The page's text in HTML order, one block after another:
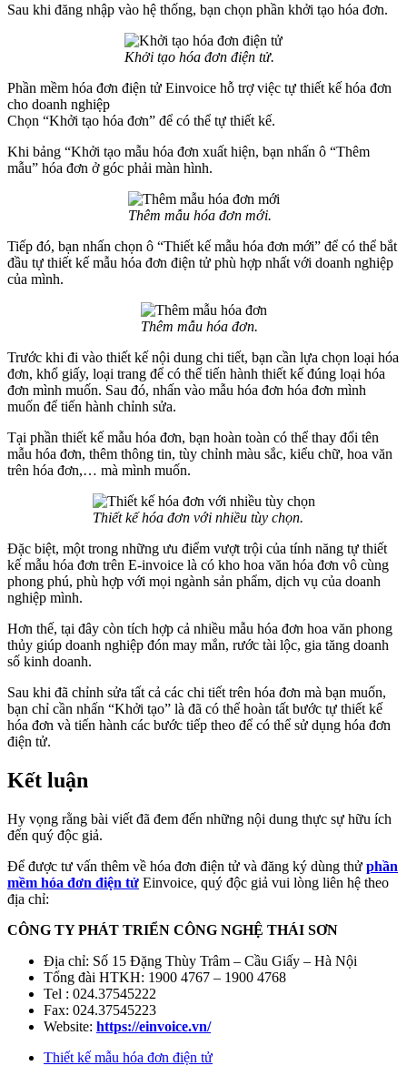
Sau khi đăng nhập vào hệ thống, bạn chọn phần khởi tạo hóa đơn.
Khởi tạo hóa đơn điện tử.
Phần mềm hóa đơn điện tử Einvoice hỗ trợ việc tự thiết kế hóa đơn
cho doanh nghiệp
Chọn “Khởi tạo hóa đơn” để có thể tự thiết kế.
Khi bảng “Khởi tạo mẫu hóa đơn xuất hiện, bạn nhấn ô “Thêm
mẫu” hóa đơn ở góc phải màn hình.
Thêm mẫu hóa đơn mới.
Tiếp đó, bạn nhấn chọn ô “Thiết kế mẫu hóa đơn mới” để có thể bắt
đầu tự thiết kế mẫu hóa đơn điện tử phù hợp nhất với doanh nghiệp
của mình.
Thêm mẫu hóa đơn.
Trước khi đi vào thiết kế nội dung chi tiết, bạn cần lựa chọn loại hóa
đơn, khổ giấy, loại trang để có thể tiến hành thiết kế đúng loại hóa
đơn mình muốn. Sau đó, nhấn vào mẫu hóa đơn hóa đơn mình
muốn để tiến hành chỉnh sửa.
Tại phần thiết kế mẫu hóa đơn, bạn hoàn toàn có thể thay đổi tên
mẫu hóa đơn, thêm thông tin, tùy chỉnh màu sắc, kiểu chữ, hoa văn
trên hóa đơn,… mà mình muốn.
Thiết kế hóa đơn với nhiều tùy chọn.
Đặc biệt, một trong những ưu điểm vượt trội của tính năng tự thiết
kế mẫu hóa đơn trên E-invoice là có kho hoa văn hóa đơn vô cùng
phong phú, phù hợp với mọi ngành sản phẩm, dịch vụ của doanh
nghiệp mình.
Hơn thế, tại đây còn tích hợp cả nhiều mẫu hóa đơn hoa văn phong
thủy giúp doanh nghiệp đón may mắn, rước tài lộc, gia tăng doanh
số kinh doanh.
Sau khi đã chỉnh sửa tất cả các chi tiết trên hóa đơn mà bạn muốn,
bạn chỉ cần nhấn “Khởi tạo” là đã có thể hoàn tất bước tự thiết kế
hóa đơn và tiến hành các bước tiếp theo để có thể sử dụng hóa đơn
điện tử.
Kết luận
Hy vọng rằng bài viết đã đem đến những nội dung thực sự hữu ích
đến quý độc giả.
Để được tư vấn thêm về hóa đơn điện tử và đăng ký dùng thử phần
mềm hóa đơn điện tử Einvoice, quý độc giả vui lòng liên hệ theo
địa chỉ:
CÔNG TY PHÁT TRIỂN CÔNG NGHỆ THÁI SƠN
Địa chỉ: Số 15 Đặng Thùy Trâm – Cầu Giấy – Hà Nội
Tổng đài HTKH: 1900 4767 – 1900 4768
Tel : 024.37545222
Fax: 024.37545223
Website: https://einvoice.vn/
Thiết kế mẫu hóa đơn điện tử